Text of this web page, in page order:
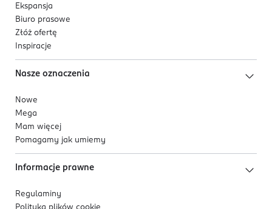
Ekspansja
Biuro prasowe
Złóż ofertę
Inspiracje
Nasze oznaczenia
Nowe
Mega
Mam więcej
Pomagamy jak umiemy
Informacje prawne
Regulaminy